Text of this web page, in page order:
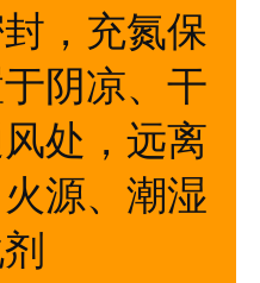
，充氮保
阴凉、干
处，远离
源、潮湿